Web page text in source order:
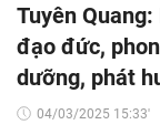
Tuyên
đạo đức,
dưỡng, phát
04/03/2025 15:33'